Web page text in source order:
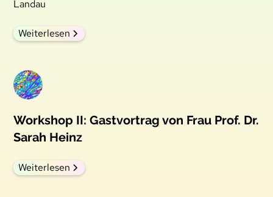
Landau
Weiterlesen
Workshop II: Gastvortrag von Frau Prof. Dr.
Sarah Heinz
Weiterlesen